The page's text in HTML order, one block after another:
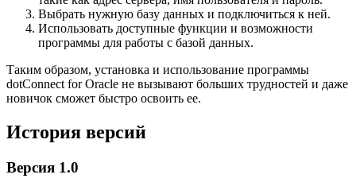
Выбрать нужную базу данных и подключиться к ней.
Использовать доступные функции и возможности
программы для работы с базой данных.
Таким образом, установка и использование программы
dotConnect for Oracle не вызывают больших трудностей и даже
новичок сможет быстро освоить ее.
История версий
Версия 1.0